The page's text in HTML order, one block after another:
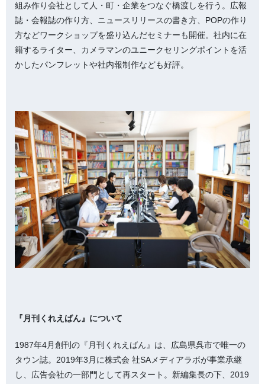
組み作り会社として人・町・企業をつなぐ橋渡しを行う。広報
誌・会報誌の作り方、ニュースリリースの書き方、POPの作り
方などワークショップを盛り込んだセミナーも開催。社内に在
籍するライター、カメラマンのユニークセリングポイントを活
かしたパンフレットや社内報制作なども好評。
『月刊くれえばん』について
1987年4月創刊の『月刊くれえばん』は、広島県呉市で唯一の
タウン誌。2019年3月に株式会 社SAメディアラボが事業承継
し、広告会社の一部門として再スタート。新編集長の下、2019